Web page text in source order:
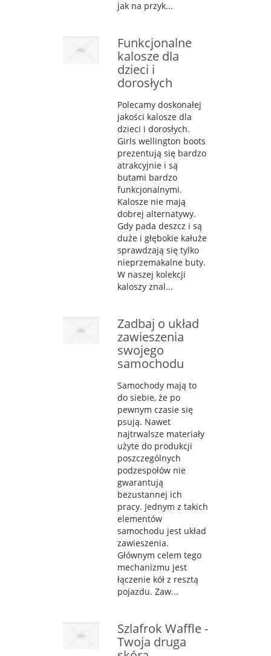
jak na przyk...
Funkcjonalne
kalosze dla
dzieci i
dorosłych
Polecamy doskonałej
jakości kalosze dla
dzieci i dorosłych.
Girls wellington boots
prezentują się bardzo
atrakcyjnie i są
butami bardzo
funkcjonalnymi.
Kalosze nie mają
dobrej alternatywy.
Gdy pada deszcz i są
duże i głębokie kałuże
sprawdzają się tylko
nieprzemakalne buty.
W naszej kolekcji
kaloszy znal...
Zadbaj o układ
zawieszenia
swojego
samochodu
Samochody mają to
do siebie, że po
pewnym czasie się
psują. Nawet
najtrwalsze materiały
użyte do produkcji
poszczególnych
podzespołów nie
gwarantują
bezustannej ich
pracy. Jednym z takich
elementów
samochodu jest układ
zawieszenia.
Głównym celem tego
mechanizmu jest
łączenie kół z resztą
pojazdu. Zaw...
Szlafrok Waffle -
Twoja druga